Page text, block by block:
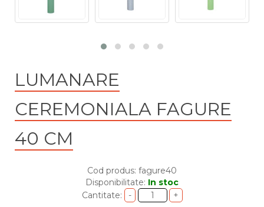
LUMANARE
CEREMONIALA FAGURE
40 CM
Cod produs: fagure40
Disponibilitate: In stoc
Cantitate: